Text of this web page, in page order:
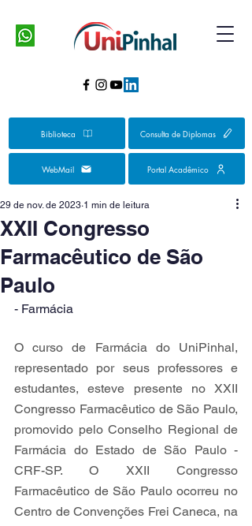
Biblioteca Consulta de Diplomas
WebMail Portal Acadêmico
XXII Congresso
Farmacêutico de São
Paulo
29 de nov. de 2023 1 min de leitura
- Farmácia
O curso de Farmácia do UniPinhal,
representado por seus professores e
estudantes, esteve presente no XXII
Congresso Farmacêutico de São Paulo,
promovido pelo Conselho Regional de
Farmácia do Estado de São Paulo -
CRF-SP. O XXII Congresso
Farmacêutico de São Paulo ocorreu no
Centro de Convenções Frei Caneca, na